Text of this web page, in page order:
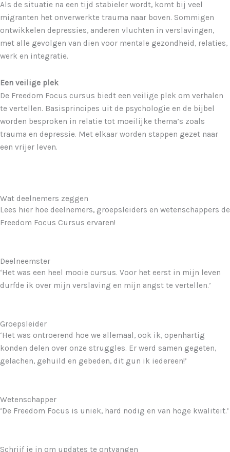
Als de situatie na een tijd stabieler wordt, komt bij veel
migranten het onverwerkte trauma naar boven. Sommigen
ontwikkelen depressies, anderen vluchten in verslavingen,
met alle gevolgen van dien voor mentale gezondheid, relaties,
werk en integratie.
Een veilige plek
De Freedom Focus cursus biedt een veilige plek om verhalen
te vertellen. Basisprincipes uit de psychologie en de bijbel
worden besproken in relatie tot moeilijke thema’s zoals
trauma en depressie. Met elkaar worden stappen gezet naar
een vrijer leven.
Wat deelnemers zeggen
Lees hier hoe deelnemers, groepsleiders en wetenschappers de
Freedom Focus Cursus ervaren!
Deelneemster
‘Het was een heel mooie cursus. Voor het eerst in mijn leven
durfde ik over mijn verslaving en mijn angst te vertellen.’
Groepsleider
‘Het was ontroerend hoe we allemaal, ook ik, openhartig
konden delen over onze struggles. Er werd samen gegeten,
gelachen, gehuild en gebeden, dit gun ik iedereen!’
Wetenschapper
‘De Freedom Focus is uniek, hard nodig en van hoge kwaliteit.’
Schrijf je in om updates te ontvangen